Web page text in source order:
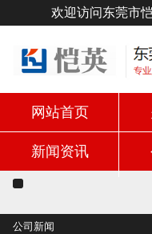
欢迎访问东莞市
网站首页
新闻资讯
公司新闻